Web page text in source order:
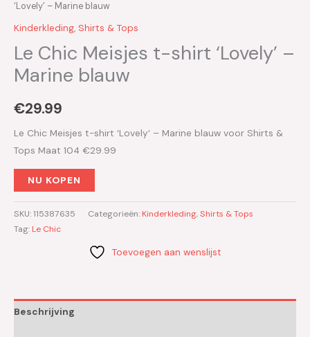
‘Lovely’ – Marine blauw
Kinderkleding, Shirts & Tops
Le Chic Meisjes t-shirt ‘Lovely’ –
Marine blauw
€29.99
Le Chic Meisjes t-shirt ‘Lovely’ – Marine blauw voor Shirts &
Tops Maat 104 €29.99
NU KOPEN
SKU:115387635 Categorieën: Kinderkleding,Shirts & Tops
Tag: Le Chic
Toevoegen aan wenslijst
Beschrijving